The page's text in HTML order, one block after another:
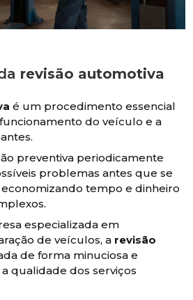
revisão automotiva
é um procedimento essencial
do veículo e a
preventiva periodicamente
problemas antes que se
tempo e dinheiro
especializada em
de veículos, a revisão
de forma minuciosa e
qualidade dos serviços